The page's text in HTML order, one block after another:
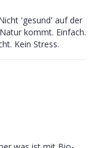
'gesund' auf der
kommt. Einfach.
Kein Stress.